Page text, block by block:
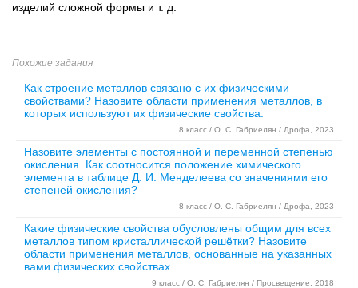
изделий сложной формы и т. д.
Похожие задания
Как строение металлов связано с их физическими
свойствами? Назовите области применения металлов, в
которых используют их физические свойства.
8 класс / О. С. Габриелян / Дрофа, 2023
Назовите элементы с постоянной и переменной степенью
окисления. Как соотносится положение химического
элемента в таблице Д. И. Менделеева со значениями его
степеней окисления?
8 класс / О. С. Габриелян / Дрофа, 2023
Какие физические свойства обусловлены общим для всех
металлов типом кристаллической решётки? Назовите
области применения металлов, основанные на указанных
вами физических свойствах.
9 класс / О. С. Габриелян / Просвещение, 2018